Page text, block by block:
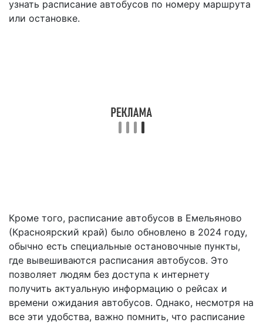
узнать расписание автобусов по номеру маршрута
или остановке.
Кроме того, расписание автобусов в Емельяново
(Красноярский край) было обновлено в 2024 году,
обычно есть специальные остановочные пункты,
где вывешиваются расписания автобусов. Это
позволяет людям без доступа к интернету
получить актуальную информацию о рейсах и
времени ожидания автобусов. Однако, несмотря на
все эти удобства, важно помнить, что расписание